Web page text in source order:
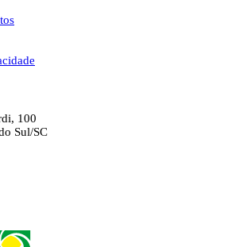
100
Sul/SC